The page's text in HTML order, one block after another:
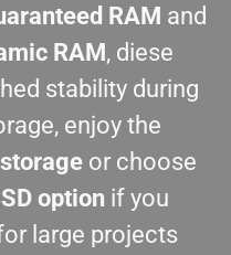
RAM and
RAM, diese
stability during
enjoy the
or choose
option if you
large projects